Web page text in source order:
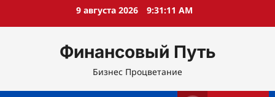
9 августа 2026 9:31:13 AM
Финансовый Путь
Бизнес Процветание